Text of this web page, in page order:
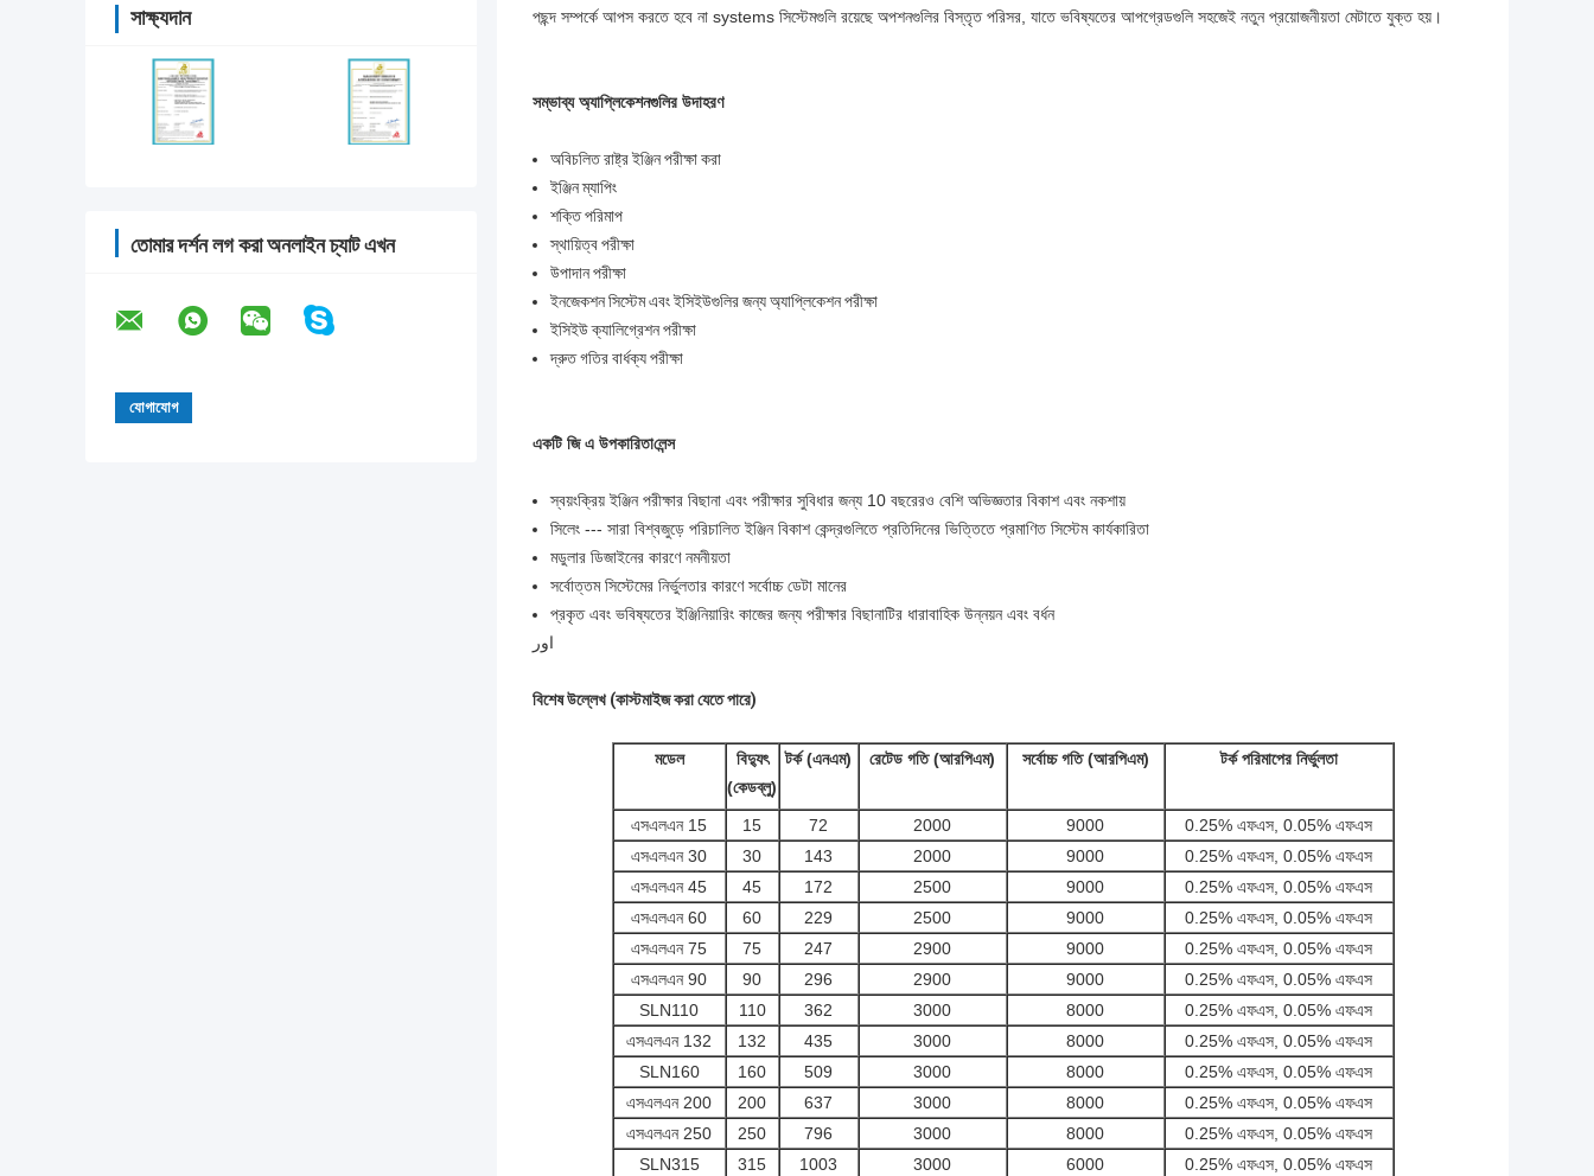
সাক্ষ্যদান
তোমার দর্শন লগ করা অনলাইন চ্যাট এখন
পছন্দ সম্পর্কে আপস করতে হবে না systems সিস্টেমগুলি রয়েছে অপশনগুলির বিস্তৃত পরিসর, যাতে ভবিষ্যতের আপগ্রেডগুলি সহজেই নতুন প্রয়োজনীয়তা মেটাতে যুক্ত হয়।
সম্ভাব্য অ্যাপ্লিকেশনগুলির উদাহরণ
অবিচলিত রাষ্ট্র ইঞ্জিন পরীক্ষা করা
ইঞ্জিন ম্যাপিং
শক্তি পরিমাপ
স্থায়িত্ব পরীক্ষা
উপাদান পরীক্ষা
ইনজেকশন সিস্টেম এবং ইসিইউগুলির জন্য অ্যাপ্লিকেশন পরীক্ষা
ইসিইউ ক্যালিগ্রেশন পরীক্ষা
দ্রুত গতির বার্ধক্য পরীক্ষা
একটি জি এ উপকারিতালেন্স
স্বয়ংক্রিয় ইঞ্জিন পরীক্ষার বিছানা এবং পরীক্ষার সুবিধার জন্য 10 বছরেরও বেশি অভিজ্ঞতার বিকাশ এবং নকশায়
সিলেং --- সারা বিশ্বজুড়ে পরিচালিত ইঞ্জিন বিকাশ কেন্দ্রগুলিতে প্রতিদিনের ভিত্তিতে প্রমাণিত সিস্টেম কার্যকারিতা
মডুলার ডিজাইনের কারণে নমনীয়তা
সর্বোত্তম সিস্টেমের নির্ভুলতার কারণে সর্বোচ্চ ডেটা মানের
প্রকৃত এবং ভবিষ্যতের ইঞ্জিনিয়ারিং কাজের জন্য পরীক্ষার বিছানাটির ধারাবাহিক উন্নয়ন এবং বর্ধন
اور
বিশেষ উল্লেখ (কাস্টমাইজ করা যেতে পারে)
মডেল
বিদ্যুৎ
(কেডব্লু)
টর্ক (এনএম) রেটেড গতি (আরপিএম) সর্বোচ্চ গতি (আরপিএম) টর্ক পরিমাপের নির্ভুলতা
এসএলএন 15 15 72 2000 9000
0.25% এফএস, 0.05% এফএস
এসএলএন 30
30 143 2000 9000
0.25% এফএস, 0.05% এফএস
এসএলএন 45
45 172 2500 9000
0.25% এফএস, 0.05% এফএস
এসএলএন 60
60 229 2500 9000
0.25% এফএস, 0.05% এফএস
এসএলএন 75
75 247 2900 9000
0.25% এফএস, 0.05% এফএস
এসএলএন 90
90 296 2900 9000
0.25% এফএস, 0.05% এফএস
SLN110
110 362 3000 8000
0.25% এফএস, 0.05% এফএস
এসএলএন 132
132 435 3000 8000
0.25% এফএস, 0.05% এফএস
SLN160
160 509 3000 8000
0.25% এফএস, 0.05% এফএস
এসএলএন 200
200 637 3000 8000
0.25% এফএস, 0.05% এফএস
এসএলএন 250
250 796 3000 8000
0.25% এফএস, 0.05% এফএস
SLN315
315 1003 3000 6000
0.25% এফএস, 0.05% এফএস